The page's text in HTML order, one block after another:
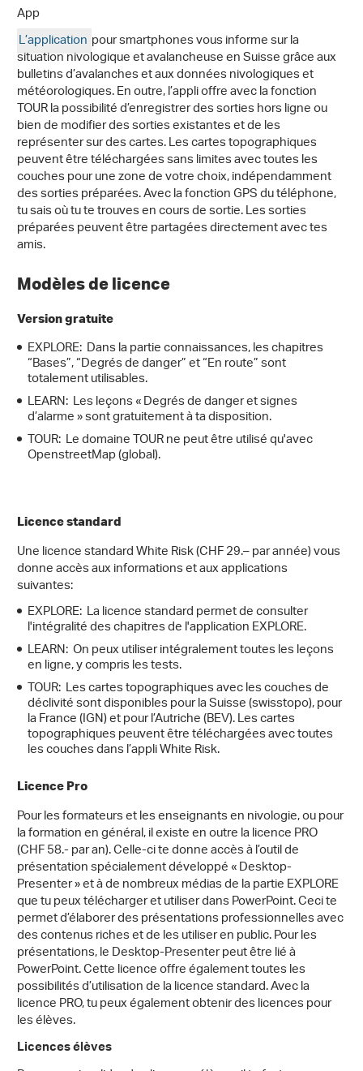
App
L’application pour smartphones vous informe sur la
situation nivologique et avalancheuse en Suisse grâce aux
bulletins d’avalanches et aux données nivologiques et
météorologiques. En outre, l’appli offre avec la fonction
TOUR la possibilité d’enregistrer des sorties hors ligne ou
bien de modifier des sorties existantes et de les
représenter sur des cartes. Les cartes topographiques
peuvent être téléchargées sans limites avec toutes les
couches pour une zone de votre choix, indépendamment
des sorties préparées. Avec la fonction GPS du téléphone,
tu sais où tu te trouves en cours de sortie. Les sorties
préparées peuvent être partagées directement avec tes
amis.
Modèles de licence
Version gratuite
EXPLORE: Dans la partie connaissances, les chapitres
“Bases”, “Degrés de danger” et “En route” sont
totalement utilisables.
LEARN: Les leçons « Degrés de danger et signes
d’alarme » sont gratuitement à ta disposition.
TOUR: Le domaine TOUR ne peut être utilisé qu'avec
OpenstreetMap (global).
Licence standard
Une licence standard White Risk (CHF 29.– par année) vous
donne accès aux informations et aux applications
suivantes:
EXPLORE: La licence standard permet de consulter
l'intégralité des chapitres de l'application EXPLORE.
LEARN: On peux utiliser intégralement toutes les leçons
en ligne, y compris les tests.
TOUR: Les cartes topographiques avec les couches de
déclivité sont disponibles pour la Suisse (swisstopo), pour
la France (IGN) et pour l’Autriche (BEV). Les cartes
topographiques peuvent être téléchargées avec toutes
les couches dans l’appli White Risk.
Licence Pro
Pour les formateurs et les enseignants en nivologie, ou pour
la formation en général, il existe en outre la licence PRO
(CHF 58.- par an). Celle-ci te donne accès à l’outil de
présentation spécialement développé « Desktop-
Presenter » et à de nombreux médias de la partie EXPLORE
que tu peux télécharger et utiliser dans PowerPoint. Ceci te
permet d’élaborer des présentations professionnelles avec
des contenus riches et de les utiliser en public. Pour les
présentations, le Desktop-Presenter peut être lié à
PowerPoint. Cette licence offre également toutes les
possibilités d’utilisation de la licence standard. Avec la
licence PRO, tu peux également obtenir des licences pour
les élèves.
Licences élèves